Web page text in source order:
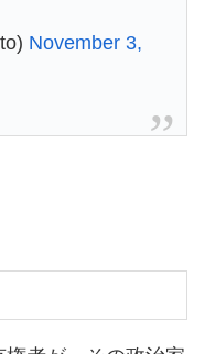
November 3,